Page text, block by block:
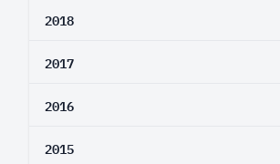
2018
2017
2016
2015